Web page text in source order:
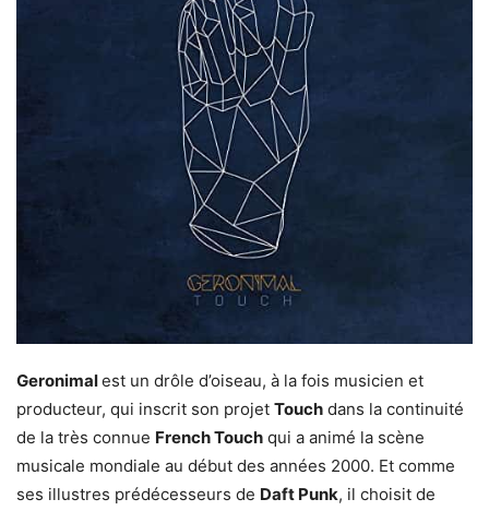
Geronimalest un drôle d’oiseau, à la fois musicien et
producteur, qui inscrit son projet Touch dans la continuité
de la très connue French Touch qui a animé la scène
musicale mondiale au début des années 2000. Et comme
ses illustres prédécesseurs de Daft Punk, il choisit de